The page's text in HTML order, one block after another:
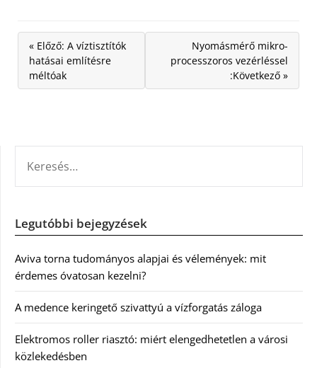
« Előző: A víztisztítók
hatásai említésre
méltóak
Nyomásmérő mikro-
processzoros vezérléssel
:Következő »
Legutóbbi bejegyzések
Aviva torna tudományos alapjai és vélemények: mit
érdemes óvatosan kezelni?
A medence keringető szivattyú a vízforgatás záloga
Elektromos roller riasztó: miért elengedhetetlen a városi
közlekedésben